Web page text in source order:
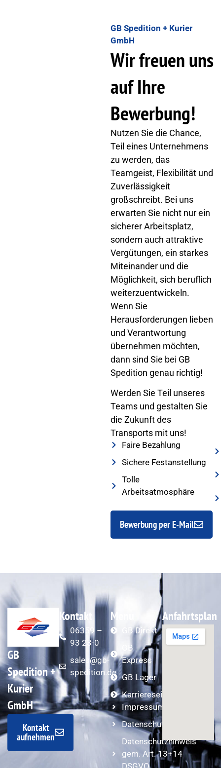
GB Spedition + Kurier
GmbH
Wir freuen uns
auf Ihre
Bewerbung!
Nutzen Sie die Chance,
Teil eines Unternehmens
zu werden, das
Teamgeist, Flexibilität und
Zuverlässigkeit
großschreibt. Bei uns
erwarten Sie nicht nur ein
sicherer Arbeitsplatz,
sondern auch attraktive
Vergütungen, ein starkes
Miteinander und die
Möglichkeit, sich beruflich
weiterzuentwickeln.
Wenn Sie
Herausforderungen lieben
und Verantwortung
übernehmen möchten,
dann sind Sie bei GB
Spedition genau richtig!
Werden Sie Teil unseres
Teams und gestalten Sie
die Zukunft des
Transports mit uns!
Faire Bezahlung
Sichere Festanstellung
Tolle
Arbeitsatmosphäre
Bewerbung per E-Mail
GB
Spedition +
Kurier
GmbH
Kontakt
aufnehmen
Kontakt
06359 –
93 23-0
sales@gb-
spedition.de
Menu
GB Direkt
GB
Express
GB Lager
Karriereseite
Impressum
Datenschutzerklärung
Datenschutzhinweis
gem. Art. 13+14
DSGVO
Anfahrtsplan